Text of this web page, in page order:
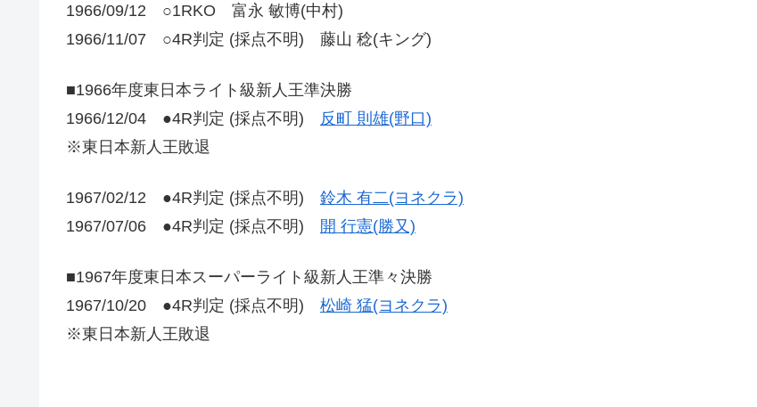
1966/09/12 ○1RKO 富永 敏博(中村)
1966/11/07 ○4R判定 (採点不明) 藤山 稔(キング)
■1966年度東日本ライト級新人王準決勝
1966/12/04 ●4R判定 (採点不明) 反町 則雄(野口)
※東日本新人王敗退
1967/02/12 ●4R判定 (採点不明) 鈴木 有二(ヨネクラ)
1967/07/06 ●4R判定 (採点不明) 開 行憲(勝又)
■1967年度東日本スーパーライト級新人王準々決勝
1967/10/20 ●4R判定 (採点不明) 松崎 猛(ヨネクラ)
※東日本新人王敗退